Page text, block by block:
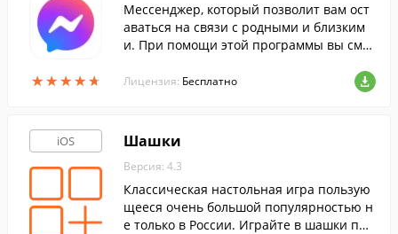
★★★★★
★★★★★
Мессенджер, который позволит вам ост
аваться на связи с родными и близким
и. При помощи этой программы вы смо
ьями из Facebook.
Лицензия: Бесплатно
iOS Шашки
Версия: 4.3
Классическая настольная игра пользую
щееся очень большой популярностью н
е только в России. Играйте в шашки пря